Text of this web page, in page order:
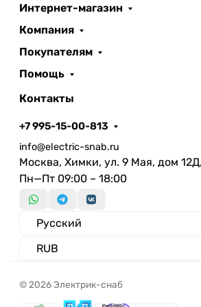
Интернет-магазин
Компания
Покупателям
Помощь
Контакты
+7 995-15-00-813
info@electric-snab.ru
Москва, Химки, ул. 9 Мая, дом
Пн—Пт 09:00 – 18:00
© 2026 Электрик-снаб